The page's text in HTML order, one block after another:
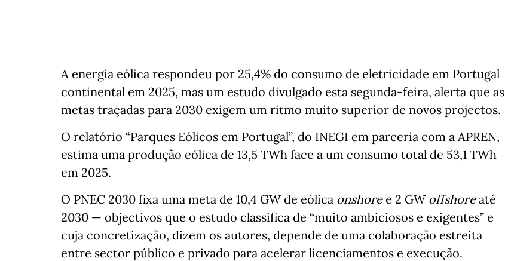
A energia eólica respondeu por 25,4% do consumo de eletricidade em Portugal
continental em 2025, mas um estudo divulgado esta segunda-feira, alerta que as
metas traçadas para 2030 exigem um ritmo muito superior de novos projectos.
O relatório “Parques Eólicos em Portugal”, do INEGI em parceria com a APREN,
estima uma produção eólica de 13,5 TWh face a um consumo total de 53,1 TWh
em 2025.
O PNEC 2030 fixa uma meta de 10,4 GW de eólica onshoree 2 GW offshoreaté
2030 — objectivos que o estudo classifica de “muito ambiciosos e exigentes” e
cuja concretização, dizem os autores, depende de uma colaboração estreita
entre sector público e privado para acelerar licenciamentos e execução.